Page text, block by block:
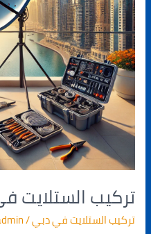
تركيب الستلايت
تركيب الستلايت في دبي/